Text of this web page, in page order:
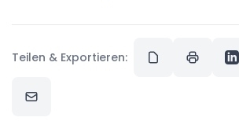
Teilen & Exportieren: